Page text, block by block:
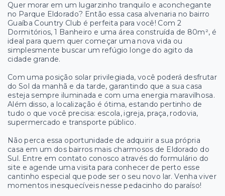
Quer morar em um lugarzinho tranquilo e aconchegante
no Parque Eldorado? Então essa casa alvenaria no bairro
Guaíba Country Club é perfeita para você! Com 2
Dormitórios, 1 Banheiro e uma área construída de 80m², é
ideal para quem quer começar uma nova vida ou
simplesmente buscar um refúgio longe do agito da
cidade grande.
Com uma posição solar privilegiada, você poderá desfrutar
do Sol da manhã e da tarde, garantindo que a sua casa
esteja sempre iluminada e com uma energia maravilhosa.
Além disso, a localização é ótima, estando pertinho de
tudo o que você precisa: escola, igreja, praça, rodovia,
supermercado e transporte público.
Não perca essa oportunidade de adquirir a sua própria
casa em um dos bairros mais charmosos de Eldorado do
Sul. Entre em contato conosco através do formulário do
site e agende uma visita para conhecer de perto esse
cantinho especial que pode ser o seu novo lar. Venha viver
momentos inesquecíveis nesse pedacinho do paraíso!